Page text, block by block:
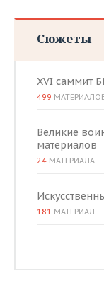
Сюжеты
XVI саммит
499
Великие
материалов
24 МАТЕРИАЛА
181 МАТЕРИАЛ